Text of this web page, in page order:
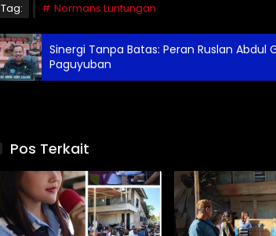
Tag: Normans Luntungan
Sinergi Tanpa Batas: Peran Ruslan
Paguyuban
Pos Terkait